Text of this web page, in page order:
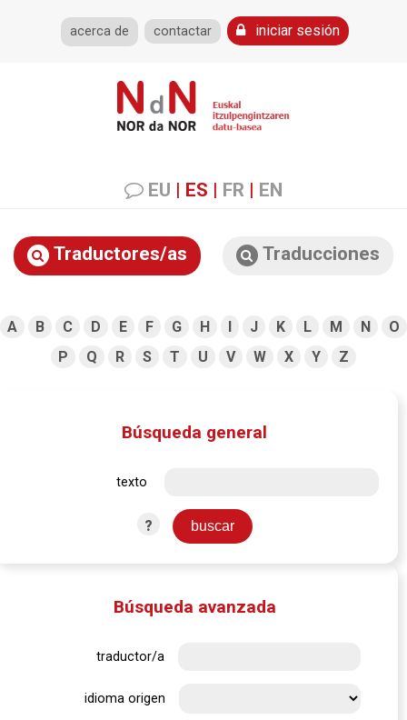
acerca de contactar iniciar sesión
EU | ES | FR | EN
Traductores/as Traducciones
A B C D E F G H I J K L M N
O
P
Q R S T U V W X Y Z
Búsqueda general
texto
?
Búsqueda avanzada
traductor/a
idioma origen